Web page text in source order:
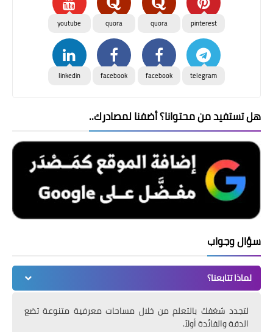
pinterest
quora
quora
youtube
telegram
facebook
facebook
linkedin
هل تستفيد من محتوانا؟ أضفنا لمصادرك..
سؤال وجواب
لماذا تتابعنا؟
لتجدد شغفك بالتعلم من خلال مساحات معرفية متنوعة تضع
الدقة والفائدة أولاً.